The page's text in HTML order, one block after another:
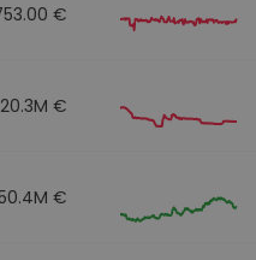
€
20.3M €
€